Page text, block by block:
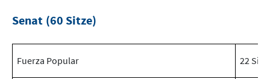
Senat (60 Sitze)
Fuerza Popular 22